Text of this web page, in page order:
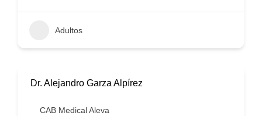
Adultos
Dr. Alejandro Garza Alpírez
CAB Medical Aleva